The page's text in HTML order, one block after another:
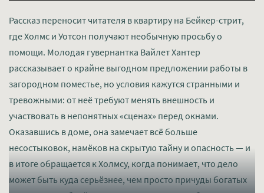
Рассказ переносит читателя в квартиру на Бейкер-стрит,
где Холмс и Уотсон получают необычную просьбу о
помощи. Молодая гувернантка Вайлет Хантер
рассказывает о крайне выгодном предложении работы в
загородном поместье, но условия кажутся странными и
тревожными: от неё требуют менять внешность и
участвовать в непонятных «сценах» перед окнами.
Оказавшись в доме, она замечает всё больше
несостыковок, намёков на скрытую тайну и опасность — и
в итоге обращается к Холмсу, когда понимает, что дело
может быть куда серьёзнее, чем просто причуды богатых